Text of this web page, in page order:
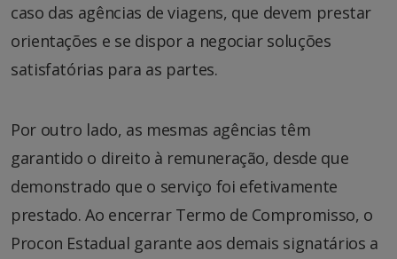
caso das agências de viagens, que devem prestar
orientações e se dispor a negociar soluções
satisfatórias para as partes.
Por outro lado, as mesmas agências têm
garantido o direito à remuneração, desde que
demonstrado que o serviço foi efetivamente
prestado. Ao encerrar Termo de Compromisso, o
Procon Estadual garante aos demais signatários a